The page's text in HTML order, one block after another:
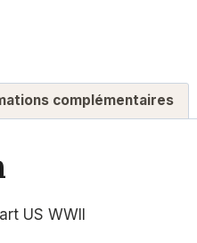
complémentaires
US WWII